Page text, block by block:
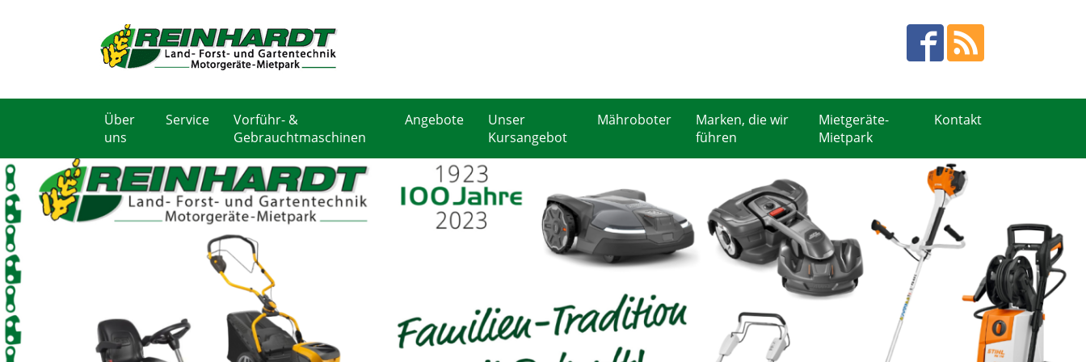
Über
uns
Service
Vorführ- &
Gebrauchtmaschinen
Angebote
Unser
Kursangebot
Mähroboter
Marken, die wir
führen
Mietgeräte-
Mietpark
Kontakt